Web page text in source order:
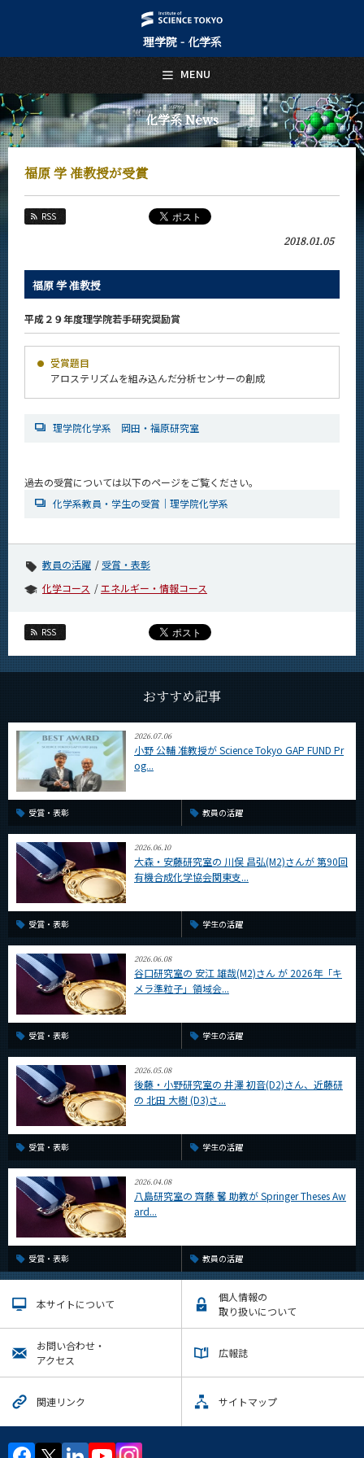
理学院 - 化学系
化学系 News
福原 学 准教授が受賞
RSS
2018.01.05
福原 学 准教授
平成２９年度理学院若手研究奨励賞
受賞題目
アロステリズムを組み込んだ分析センサーの創成
理学院化学系 岡田・福原研究室
過去の受賞については以下のページをご覧ください。
化学系教員・学生の受賞｜理学院化学系
教員の活躍
受賞・表彰
化学コース
エネルギー・情報コース
RSS
おすすめ記事
2026.07.06
小野 公輔 准教授が Science Tokyo GAP FUND Pr
og...
受賞・表彰 教員の活躍
2026.06.10
大森・安藤研究室の 川俣 昌弘(M2)さんが 第90回
有機合成化学協会関東支...
受賞・表彰 学生の活躍
2026.06.08
谷口研究室の 安江 雄哉(M2)さん が 2026年「キ
メラ準粒子」領域会...
受賞・表彰 学生の活躍
2026.05.08
後藤・小野研究室の 井澤 初音(D2)さん、近藤研
の 北田 大樹 (D3)さ...
受賞・表彰 学生の活躍
2026.04.08
八島研究室の 齊藤 馨 助教が Springer Theses Aw
ard...
受賞・表彰 教員の活躍
本サイトについて
個人情報の
取り扱いについて
お問い合わせ・
アクセス
広報誌
関連リンク サイトマップ
MENU
日本語 English
トップページ
Top Page
化学系について
About Us
教育
Education
教員・研究室
未来
Future
入学案内
化学系 News
News
カテゴリ別
学内向け情報
系詳細情報
CLOSE